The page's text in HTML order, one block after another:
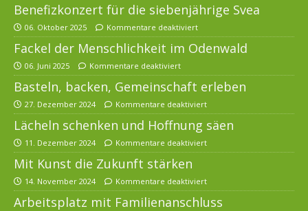
Benefizkonzert für die siebenjährige Svea
06. Oktober 2025 Kommentare deaktiviert
Fackel der Menschlichkeit im Odenwald
06. Juni 2025 Kommentare deaktiviert
Basteln, backen, Gemeinschaft erleben
27. Dezember 2024 Kommentare deaktiviert
Lächeln schenken und Hoffnung säen
11. Dezember 2024 Kommentare deaktiviert
Mit Kunst die Zukunft stärken
14. November 2024 Kommentare deaktiviert
Arbeitsplatz mit Familienanschluss